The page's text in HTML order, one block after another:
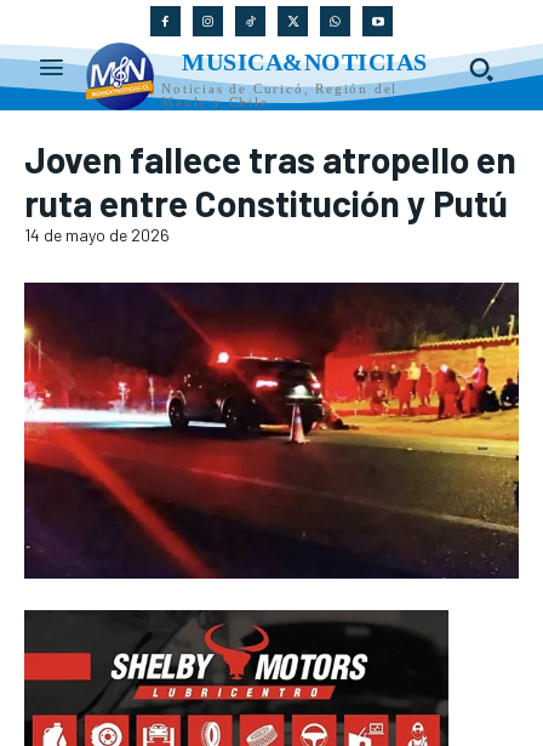
MUSICA&NOTICIAS
Noticias de Curicó, Región del
Maule y Chile
Joven fallece tras atropello en
ruta entre Constitución y Putú
14 de mayo de 2026